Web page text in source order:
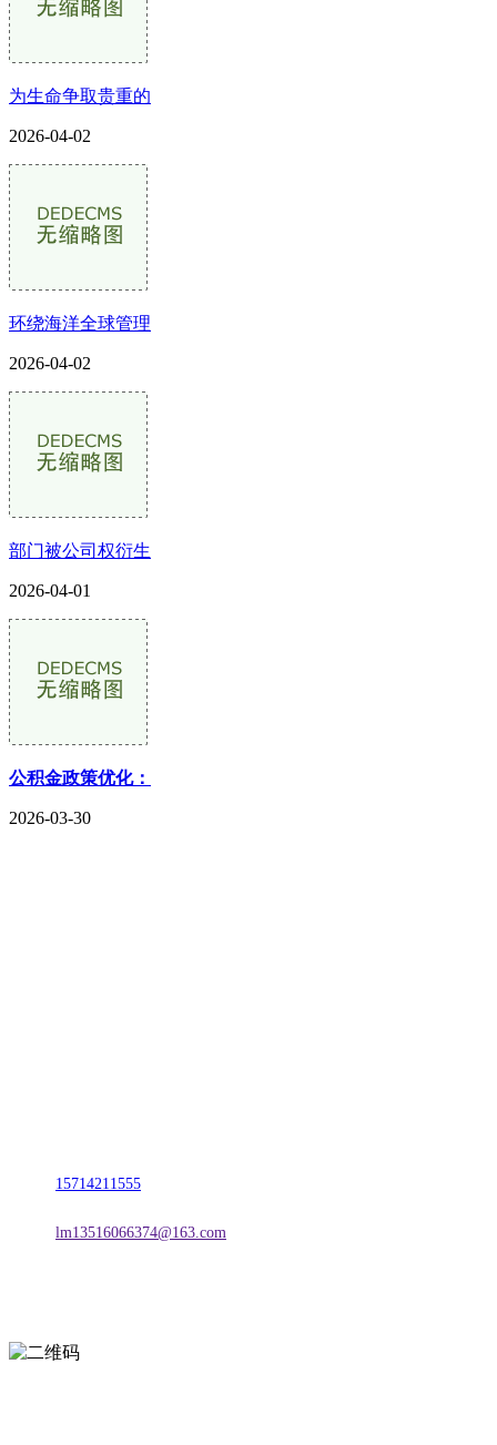
为生命争取贵重的
2026-04-02
环绕海洋全球管理
2026-04-02
部门被公司权衍生
2026-04-01
公积金政策优化：
2026-03-30
15714211555
lm13516066374@163.com